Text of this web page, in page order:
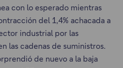
con lo esperado mientras
del 1,4% achacada a
industrial por las
las cadenas de suministros.
de nuevo a la baja